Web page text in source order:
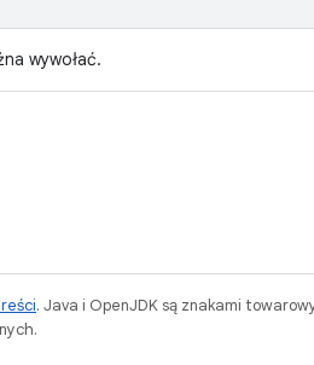
wywołać.
. Java i OpenJDK są znakami